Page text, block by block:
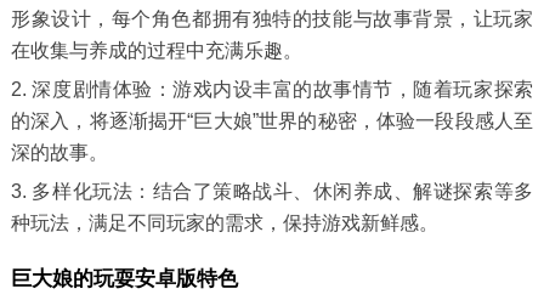
形象设计，每个角色都拥有独特的技能与故事背景，让玩家
在收集与养成的过程中充满乐趣。
2. 深度剧情体验：游戏内设丰富的故事情节，随着玩家探索
的深入，将逐渐揭开“巨大娘”世界的秘密，体验一段段感人至
深的故事。
3. 多样化玩法：结合了策略战斗、休闲养成、解谜探索等多
种玩法，满足不同玩家的需求，保持游戏新鲜感。
巨大娘的玩耍安卓版特色